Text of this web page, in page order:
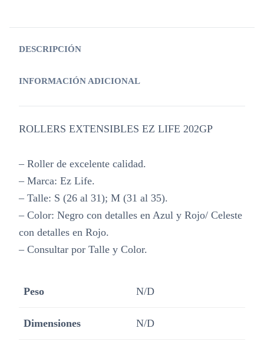
DESCRIPCIÓN
INFORMACIÓN ADICIONAL
ROLLERS EXTENSIBLES EZ LIFE 202GP
– Roller de excelente calidad.
– Marca: Ez Life.
– Talle: S (26 al 31); M (31 al 35).
– Color: Negro con detalles en Azul y Rojo/ Celeste
con detalles en Rojo.
– Consultar por Talle y Color.
Peso N/D
Dimensiones N/D